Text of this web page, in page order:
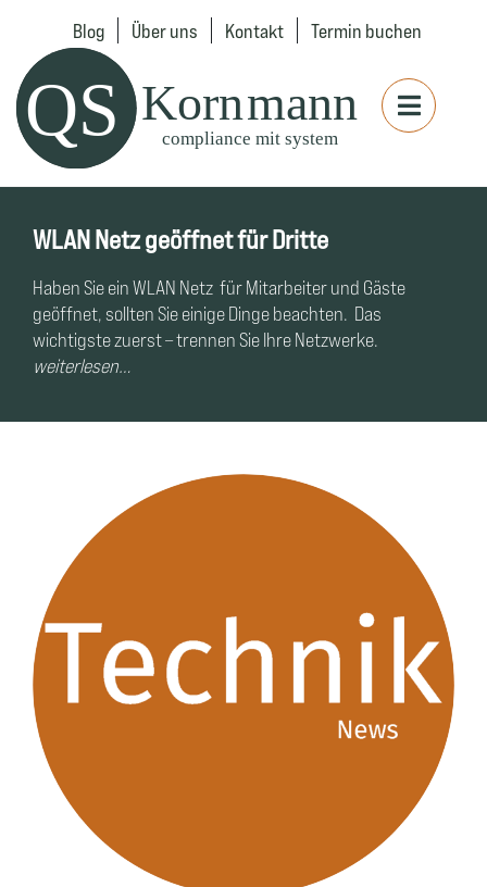
Blog Über uns Kontakt Termin buchen
WLAN Netz geöffnet für Dritte
Haben Sie ein WLAN Netz für Mitarbeiter und Gäste
geöffnet, sollten Sie einige Dinge beachten. Das
wichtigste zuerst – trennen Sie Ihre Netzwerke.
weiterlesen…